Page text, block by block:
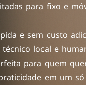
para fixo e
e sem custo
local e
para quem
em um